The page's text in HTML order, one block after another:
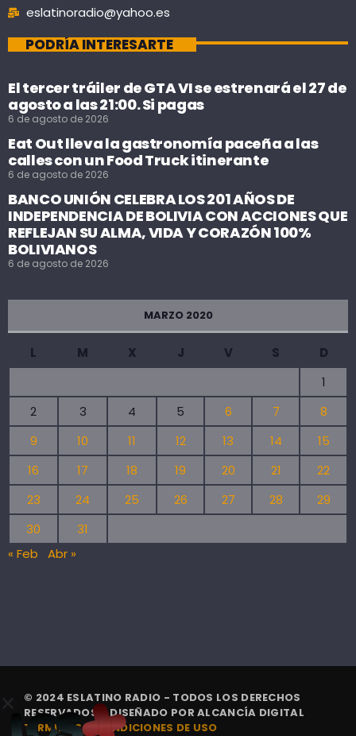
eslatinoradio@yahoo.es
PODRÍA INTERESARTE
El tercer tráiler de GTA VI se estrenará el 27 de
agosto a las 21:00. Si pagas
6 de agosto de 2026
Eat Out lleva la gastronomía paceña a las
calles con un Food Truck itinerante
6 de agosto de 2026
BANCO UNIÓN CELEBRA LOS 201 AÑOS DE
INDEPENDENCIA DE BOLIVIA CON ACCIONES QUE
REFLEJAN SU ALMA, VIDA Y CORAZÓN 100%
BOLIVIANOS
6 de agosto de 2026
MARZO 2020
L M X J V S
D
1
2
3 4 5 6 7
8
9
10 11 12 13 14
15
16
17 18 19 20 21
22
23
24 25 26 27 28
29
30
31
« Feb
Abr »
© 2024 ESLATINO RADIO - TODOS LOS DERECHOS
RESERVADOS. | DISEÑADO PORALCANCÍA DIGITAL
TÉRMINOS Y CONDICIONES DE USO